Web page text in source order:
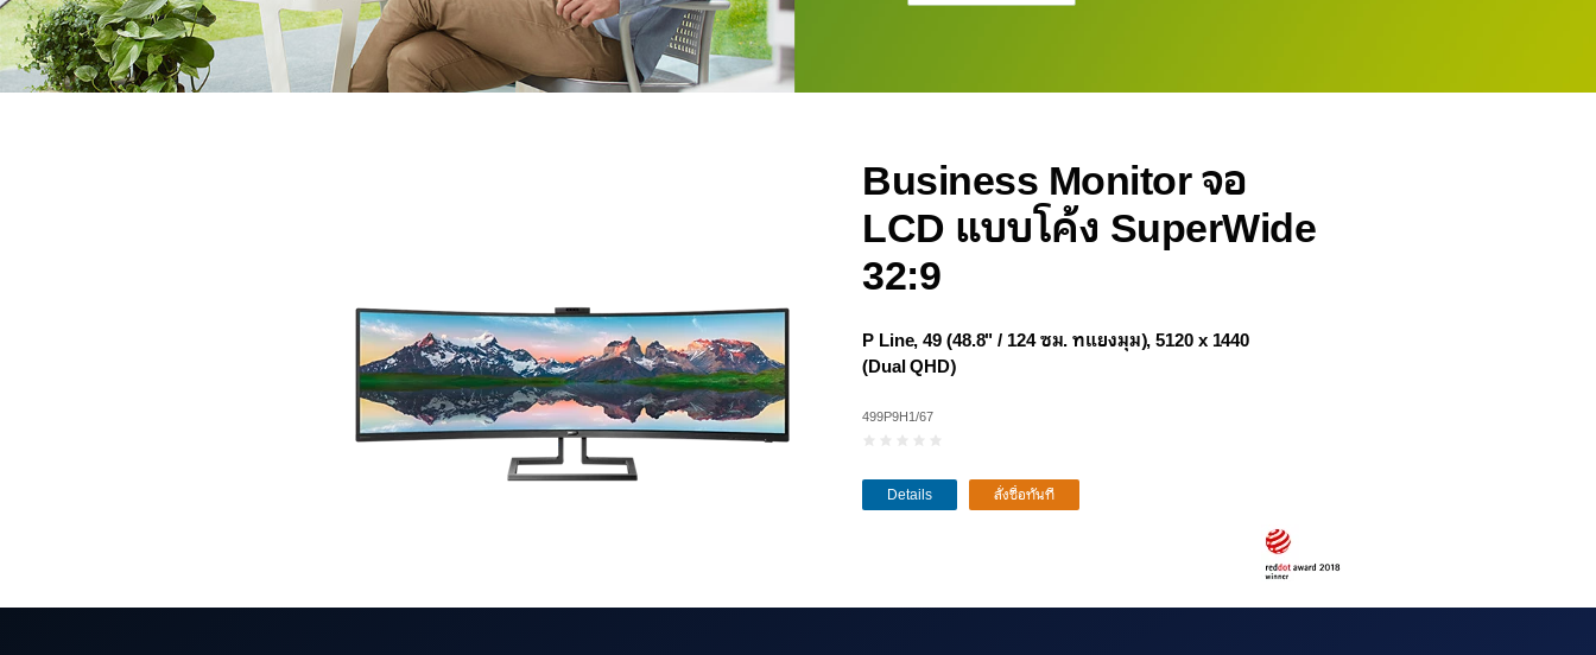
Business Monitor จอ
LCD แบบโค้ง SuperWide
32:9
P Line, 49 (48.8" / 124 ซม. ทแยงมุม), 5120 x 1440
(Dual QHD)
499P9H1/67
Details สั่งซื้อทันที